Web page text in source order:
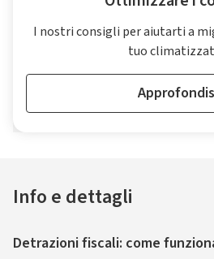
I nostri consigli per aiutarti a
tuo
Info e dettagli
Detrazioni fiscali: come